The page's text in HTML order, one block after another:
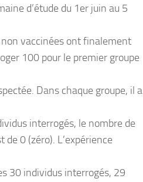
d’étude du 1er juin au 5
vaccinées ont finalement
100 pour le premier groupe
Dans chaque groupe, il a
interrogés, le nombre de
0 (zéro). L’expérience
30 individus interrogés, 29